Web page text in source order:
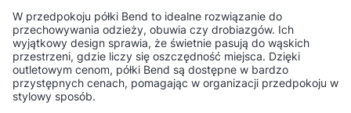
W przedpokoju półki Bend to idealne rozwiązanie do
przechowywania odzieży, obuwia czy drobiazgów. Ich
wyjątkowy design sprawia, że świetnie pasują do wąskich
przestrzeni, gdzie liczy się oszczędność miejsca. Dzięki
outletowym cenom, półki Bend są dostępne w bardzo
przystępnych cenach, pomagając w organizacji przedpokoju w
stylowy sposób.